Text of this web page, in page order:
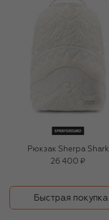
Рюкзак Sherpa Shark
26 400 ₽
Быстрая покупка